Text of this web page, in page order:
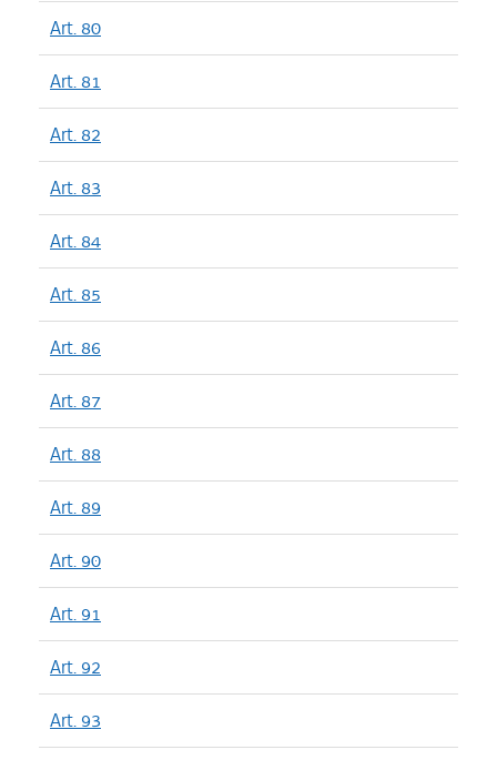
Art. 80
Art. 81
Art. 82
Art. 83
Art. 84
Art. 85
Art. 86
Art. 87
Art. 88
Art. 89
Art. 90
Art. 91
Art. 92
Art. 93